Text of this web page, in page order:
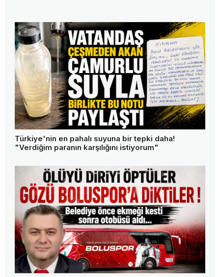
Türkiye'nin en pahalı suyuna bir tepki daha!
"Verdiğim paranın karşılığını istiyorum"